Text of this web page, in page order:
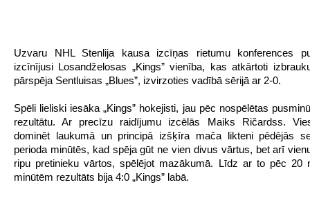
Uzvaru NHL Stenlija kausa izcīņas rietumu konferences
izcīnījusi Losandželosas „Kings” vienība, kas atkārtoti
pārspēja Sentluisas „Blues”, izvirzoties vadībā sērijā ar 2-0.
Spēli lieliski iesāka „Kings” hokejisti, jau pēc nospēlētas
rezultātu. Ar precīzu raidījumu izcēlās Maiks Ričardss.
dominēt laukumā un principā izšķīra mača likteni pēdējās
perioda minūtēs, kad spēja gūt ne vien divus vārtus, bet arī
ripu pretinieku vārtos, spēlējot mazākumā. Līdz ar to pēc 20
minūtēm rezultāts bija 4:0 „Kings” labā.